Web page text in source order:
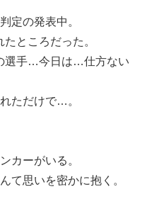
定の発表中。
ところだった。
選手…今日は…仕方ない
ただけで…。
カーがいる。
て思いを密かに抱く。